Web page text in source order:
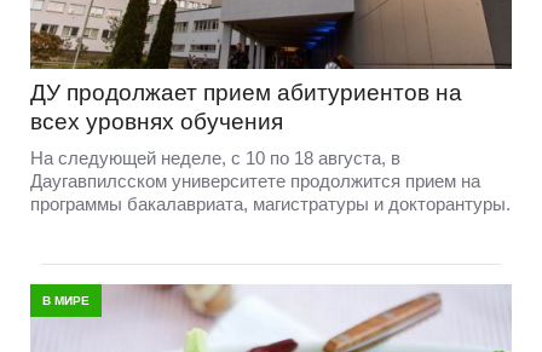
ДУ продолжает прием абитуриентов на
всех уровнях обучения
На следующей неделе, с 10 по 18 августа, в
Даугавпилсском университете продолжится прием на
программы бакалавриата, магистратуры и докторантуры.
В МИРЕ